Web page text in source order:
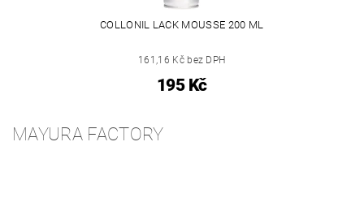
COLLONIL LACK MOUSSE 200 ML
161,16 Kč bez DPH
195 Kč
MAYURA FACTORY